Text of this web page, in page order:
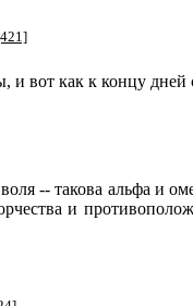
и вот как к концу
-- такова альфа и
и